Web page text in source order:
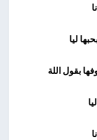
ليا
بقول اللة